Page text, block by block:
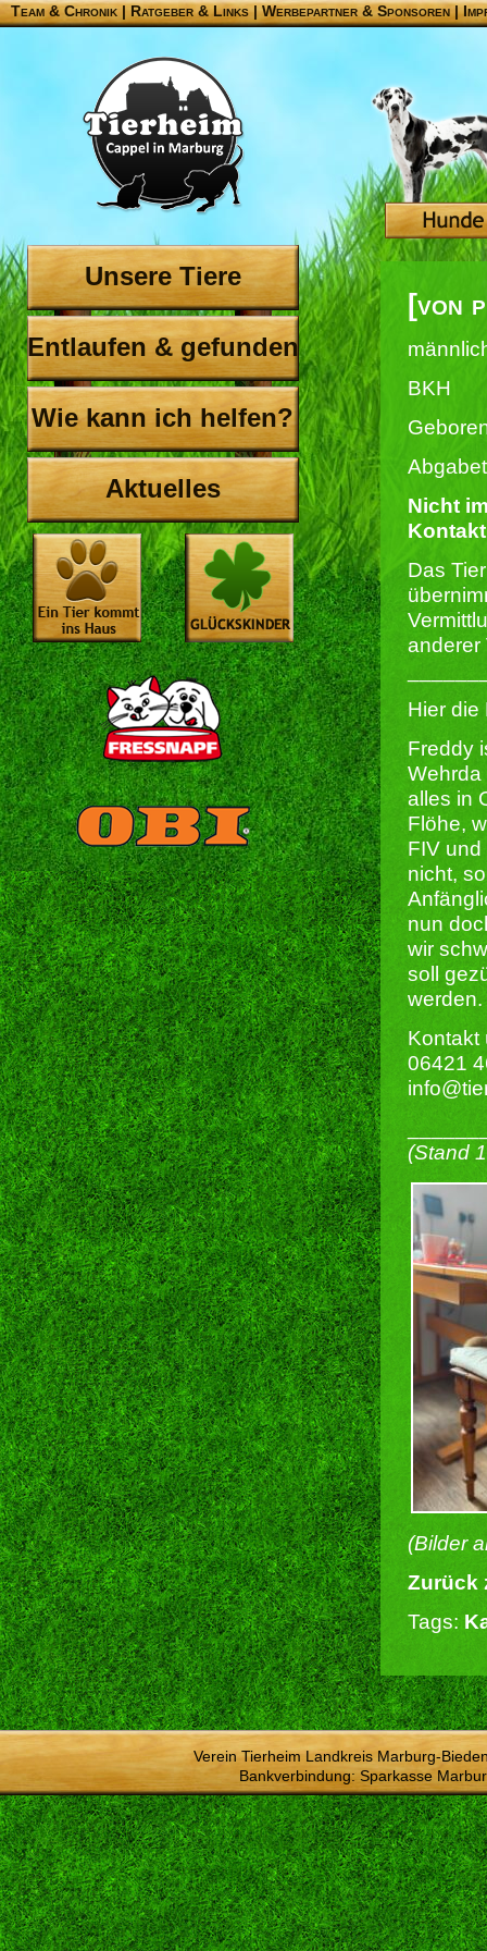
Team & Chronik |Ratgeber & Links|Werbepartner & Sponsoren|
Unsere Tiere
Entlaufen & gefunden
Wie kann ich helfen?
Aktuelles
[von
BKH
Nicht
Das
anderer
Hier die
Freddy
Wehrda
alles in
Flöhe,
FIV
nicht,
nun
wir
soll
werden.
Kontakt
06421
(Stand
(Bilder
Zurück
Tags:
Verein Tierheim Landkreis Marburg-
Bankverbindung: Sparkasse